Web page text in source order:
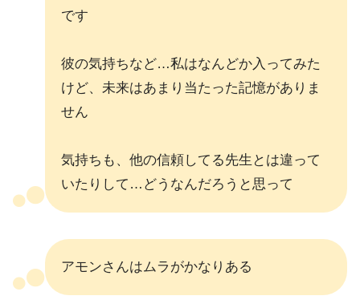
です
彼の気持ちなど…私はなんどか入ってみた
けど、未来はあまり当たった記憶がありま
せん
気持ちも、他の信頼してる先生とは違って
いたりして…どうなんだろうと思って
アモンさんはムラがかなりある